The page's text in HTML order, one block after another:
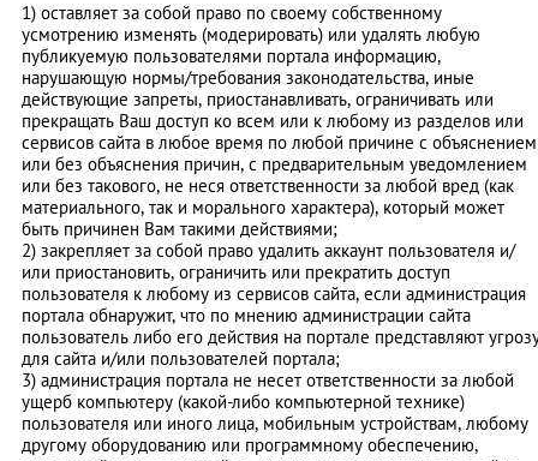
1) оставляет за собой право по своему собственному
усмотрению изменять (модерировать) или удалять любую
публикуемую пользователями портала информацию,
нарушающую нормы/требования законодательства, иные
действующие запреты, приостанавливать, ограничивать или
прекращать Ваш доступ ко всем или к любому из разделов или
сервисов сайта в любое время по любой причине с объяснением
или без объяснения причин, с предварительным уведомлением
или без такового, не неся ответственности за любой вред (как
материального, так и морального характера), который может
быть причинен Вам такими действиями;
2) закрепляет за собой право удалить аккаунт пользователя и/
или приостановить, ограничить или прекратить доступ
пользователя к любому из сервисов сайта, если администрация
портала обнаружит, что по мнению администрации сайта
пользователь либо его действия на портале представляют
для сайта и/или пользователей портала;
3) администрация портала не несет ответственности за любой
ущерб компьютеру (какой-либо компьютерной технике)
пользователя или иного лица, мобильным устройствам, любому
другому оборудованию или программному обеспечению,